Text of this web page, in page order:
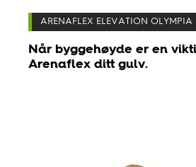
ARENAFLEX ELEVATION OLYMPIA
Når byggehøyde er en
Arenaflex ditt gulv.